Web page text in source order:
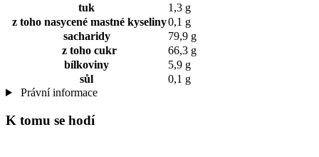
tuk
1,3 g
z toho nasycené mastné kyseliny0,1 g
sacharidy
79,9 g
z toho cukr
66,3 g
bílkoviny
5,9 g
sůl
0,1 g
Právní informace
K tomu se hodí